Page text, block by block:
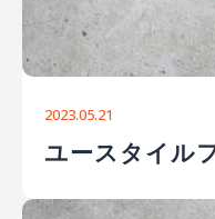
2023.05.21
ユースタイル